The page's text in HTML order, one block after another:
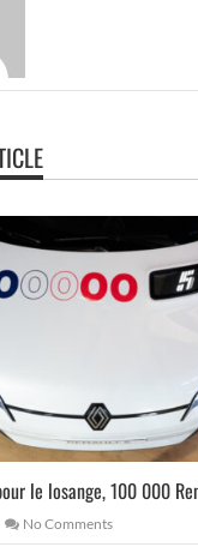
le losange, 100 000
No Comments